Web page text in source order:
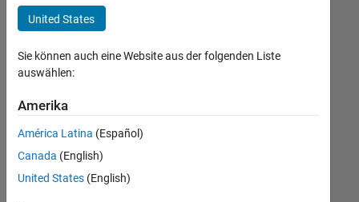
Information Technology
Marketing Communications
Finance and Operations
Legal
+3
Derzeit
es
keine
offenen
Stellen,
United States
Sie können auch eine Website aus der folgenden Liste
auswählen:
Amerika
América Latina (Español)
Canada (English)
United States (English)